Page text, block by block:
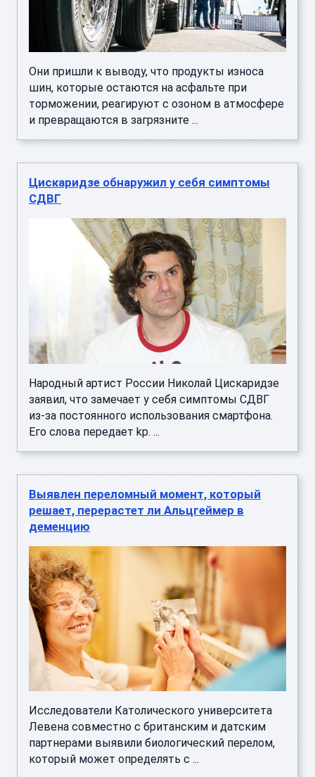
Они пришли к выводу, что продукты износа
шин, которые остаются на асфальте при
торможении, реагируют с озоном в атмосфере
и превращаются в загрязните ...
Цискаридзе обнаружил у себя симптомы
СДВГ
Народный артист России Николай Цискаридзе
заявил, что замечает у себя симптомы СДВГ
из-за постоянного использования смартфона.
Его слова передает kp. ...
Выявлен переломный момент, который
решает, перерастет ли Альцгеймер в
деменцию
Исследователи Католического университета
Левена совместно с британским и датским
партнерами выявили биологический перелом,
который может определять с ...